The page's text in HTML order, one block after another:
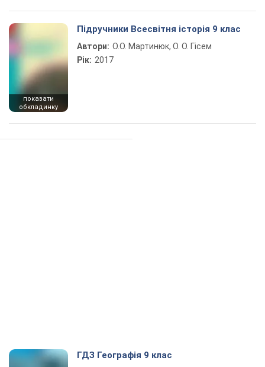
показати
обкладинку
Підручники Всесвітня історія 9 клас
Автори: О.О. Мартинюк, О. О. Гісем
Рік: 2017
ГДЗ Географія 9 клас